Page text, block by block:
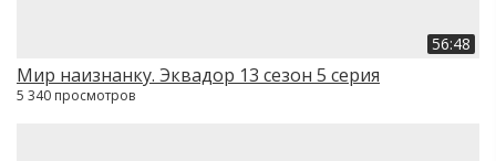
56:48
Мир наизнанку. Эквадор 13 сезон 5 серия
5 340 просмотров